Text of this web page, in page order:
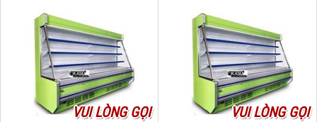
VUI LÒNG GỌI VUI LÒNG GỌI